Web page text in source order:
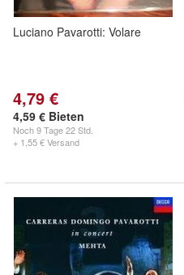
Luciano Pavarotti: Volare
4,79 €
4,59 € Bieten
Noch9 Tage 22 Std.
+ 1,55 € Versand